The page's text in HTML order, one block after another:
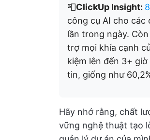
📮ClickUp Insight:
công cụ AI cho các
lần trong ngày.
trợ mọi khía cạnh
kiệm lên đến 3+
tin, giống như
Hãy nhớ rằng, chất
vững nghệ thuật tạo